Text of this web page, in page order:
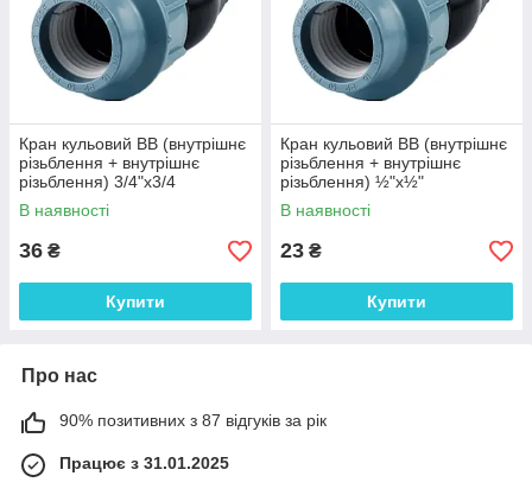
Кран кульовий ВВ (внутрішнє
різьблення + внутрішнє
різьблення) 3/4"х3/4
В наявності
36 ₴
Купити
Кран кульовий ВВ (внутрішнє
різьблення + внутрішнє
різьблення) ½"х½"
В наявності
23 ₴
Купити
Про нас
90% позитивних з 87 відгуків за рік
Працює з 31.01.2025